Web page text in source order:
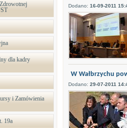
dla kadry
i Zamówienia
19a
Dodano: 16-09-2011
W Wałbrzychu
Dodano: 29-07-2011